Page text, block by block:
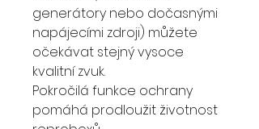
generátory nebo dočasnými
napájecími zdroji) můžete
očekávat stejný vysoce
kvalitní zvuk.
Pokročilá funkce ochrany
pomáhá prodloužit životnost